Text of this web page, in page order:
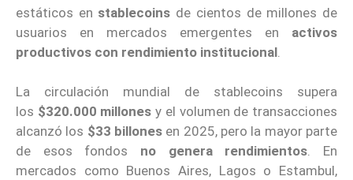
estáticos en stablecoins de cientos de millones de
usuarios en mercados emergentes en activos
productivos con rendimiento institucional
La circulación mundial de stablecoins supera
los $320.000 millones y el volumen de transacciones
alcanzó los $33 billones en 2025, pero la mayor parte
de esos fondos no genera rendimientos. En
mercados como Buenos Aires, Lagos o Estambul,